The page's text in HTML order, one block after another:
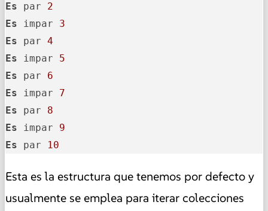
Es par 2
Es impar 3
Es par 4
Es impar 5
Es par 6
Es impar 7
Es par 8
Es impar 9
Es par 10
Esta es la estructura que tenemos por defecto y
usualmente se emplea para iterar colecciones